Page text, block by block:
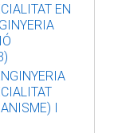
EN
I